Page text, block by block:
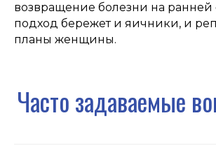
возвращение болезни на ранней
подход бережет и яичники, и
планы женщины.